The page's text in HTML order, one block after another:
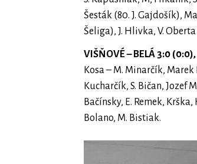
Šesták (80. J. Gajdošík),
Šeliga), J. Hlivka, V.
VIŠŇOVÉ – BELÁ 3:0 (0:0),
Kosa – M. Minarčík, Marek
Kucharčík, S. Bičan, Jozef
Bačínsky, E. Remek,
Bolano, M. Bistiak.